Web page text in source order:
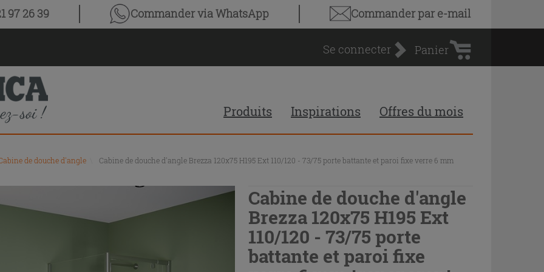
97 26 39 Commander via WhatsApp Commander par e-mail
Se connecter
d'achat
Panier
Produits Inspirations Offres du mois
de douche d'angle
Cabine de douche d'angle Brezza 120x75 H195 Ext 110/120 - 73/75 porte battante et paroi fixe verre 6 mm
Cabine de douche d'angle
Brezza 120x75 H195 Ext
110/120 - 73/75 porte
battante et paroi fixe